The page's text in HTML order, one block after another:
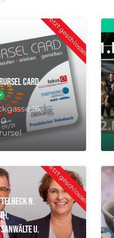
Jetzt geschlossen
Card
16,
Jetzt geschlossen
N.
u.